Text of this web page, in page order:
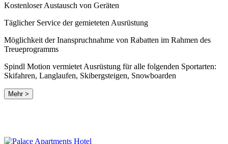
Kostenloser Austausch von Geräten
Täglicher Service der gemieteten Ausrüstung
Möglichkeit der Inanspruchnahme von Rabatten im Rahmen des
Treueprogramms
Spindl Motion vermietet Ausrüstung für alle folgenden Sportarten:
Skifahren, Langlaufen, Skibergsteigen, Snowboarden
Mehr >